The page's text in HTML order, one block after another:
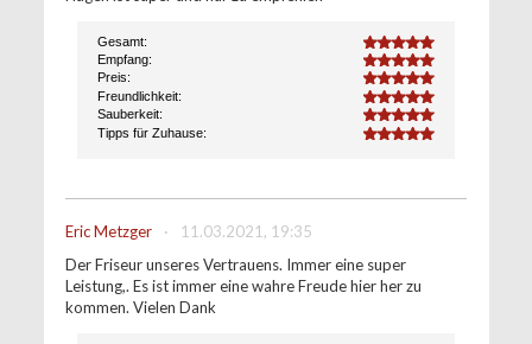
Gesamt: 5.0
Empfang: 5.0
Preis: 5.0
Freundlichkeit: 5.0
Sauberkeit: 5.0
Tipps für Zuhause: 5.0
Eric Metzger ·
11.03.2021, 19:35
Der Friseur unseres Vertrauens. Immer eine super
Leistung,. Es ist immer eine wahre Freude hier her zu
kommen. Vielen Dank